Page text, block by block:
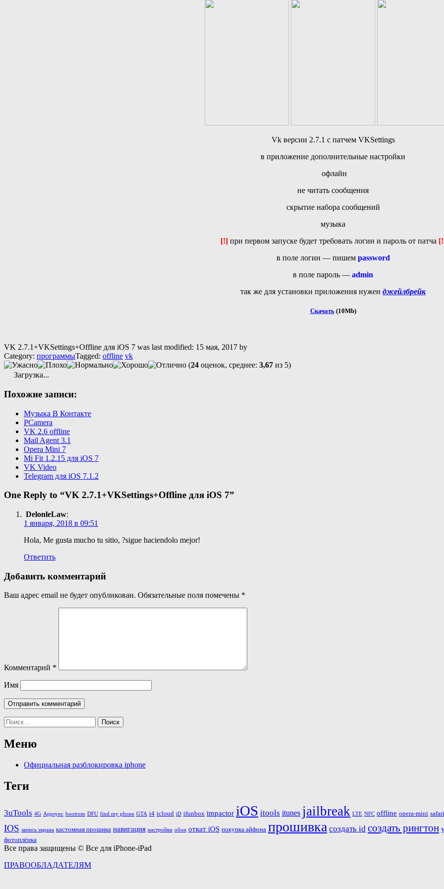
Vk версии 2.7.1 c патчем VKSettings
в приложение дополнительные настройки
офлайн
не читать сообщения
скрытие набора сообщений
музыка
[!]при первом запуске будет требовать логин и пароль от патча
в поле логин — пишем password
в поле пароль — admin
так же для установки приложения нужен джейлбрейк
Скачать(10Mb)
VK 2.7.1+VKSettings+Offline для iOS 7 was last modified: 15 мая, 2017 by
Category: программыTagged: offline vk
(24 оценок, среднее: 3,67 из 5)
Загрузка...
Похожие записи:
Музыка В Контакте
PCamera
VK 2.6 offline
Mail Agent 3.1
Opera Mini 7
Mi Fit 1.2.15 для iOS 7
VK Video
Telegram для iOS 7.1.2
One Reply to “VK 2.7.1+VKSettings+Offline для iOS 7”
DelonleLaw:
1 января, 2018 в 09:51
Hola, Me gusta mucho tu sitio, ?sigue haciendolo mejor!
Ответить
Добавить комментарий
Ваш адрес email не будет опубликован. Обязательные поля помечены *
Комментарий *
Имя
Найти:
Меню
Официальная разблокировка iphone
Теги
3uTools 4G Appsync bootrom DFU find my phone GTA i4 icloud iD ifunbox impactor iOS itools itunes jailbreak LTE NFC offline opera-mini safari
IOS запись экрана кастомная прошика навигация настройки обои откат iOS покупка айфона прошивка создать id создать рингтон
фотоплёнка
Все права защищены © Все для iPhone-iPad
ПРАВООБЛАДАТЕЛЯМ